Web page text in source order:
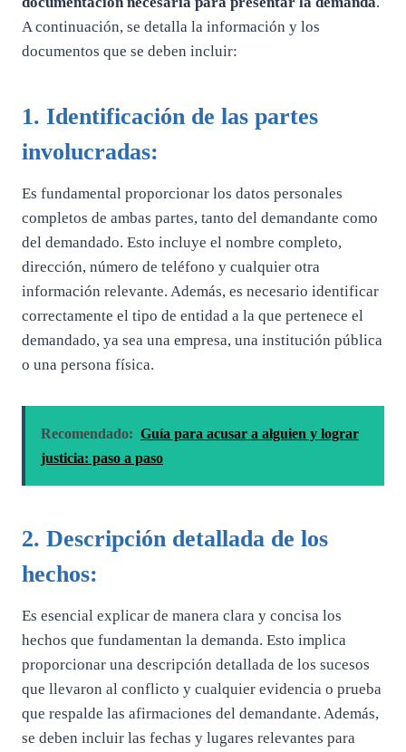
A continuación, se detalla la información y los
documentos que se deben incluir:
1. Identificación de las partes
involucradas:
Es fundamental proporcionar los datos personales
completos de ambas partes, tanto del demandante como
del demandado. Esto incluye el nombre completo,
dirección, número de teléfono y cualquier otra
información relevante. Además, es necesario identificar
correctamente el tipo de entidad a la que pertenece el
demandado, ya sea una empresa, una institución pública
o una persona física.
Recomendado: Guía para acusar a alguien y lograr
justicia: paso a paso
2. Descripción detallada de los
hechos:
Es esencial explicar de manera clara y concisa los
hechos que fundamentan la demanda. Esto implica
proporcionar una descripción detallada de los sucesos
que llevaron al conflicto y cualquier evidencia o prueba
que respalde las afirmaciones del demandante. Además,
se deben incluir las fechas y lugares relevantes para